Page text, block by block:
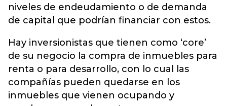
niveles de endeudamiento o de demanda
de capital que podrían financiar con estos.
Hay inversionistas que tienen como ‘core’
de su negocio la compra de inmuebles para
renta o para desarrollo, con lo cual las
compañías pueden quedarse en los
inmuebles que vienen ocupando y